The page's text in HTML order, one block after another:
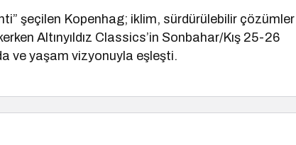
şeçilen Kopenhag; iklim, sürdürülebilir çözümler
Altınyıldız Classics’in Sonbahar/Kış 25-26
ve yaşam vizyonuyla eşleşti.